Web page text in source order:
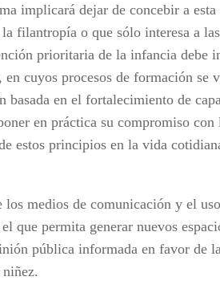
implicará dejar de concebir a
filantropía o que sólo interesa a
prioritaria de la infancia debe
en cuyos procesos de formación se
basada en el fortalecimiento de
en práctica su compromiso con
estos principios en la vida
los medios de comunicación y el
que permita generar nuevos
pública informada en favor de